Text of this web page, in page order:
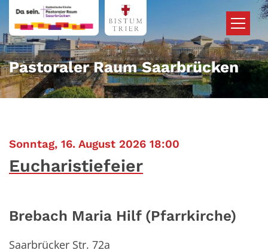
Zum Inhalt springen
Pastoraler Raum Saarbrücken
Sonntag, 16. August 2026 18:00
Eucharistiefeier
Brebach Maria Hilf (Pfarrkirche)
Saarbrücker Str. 72a